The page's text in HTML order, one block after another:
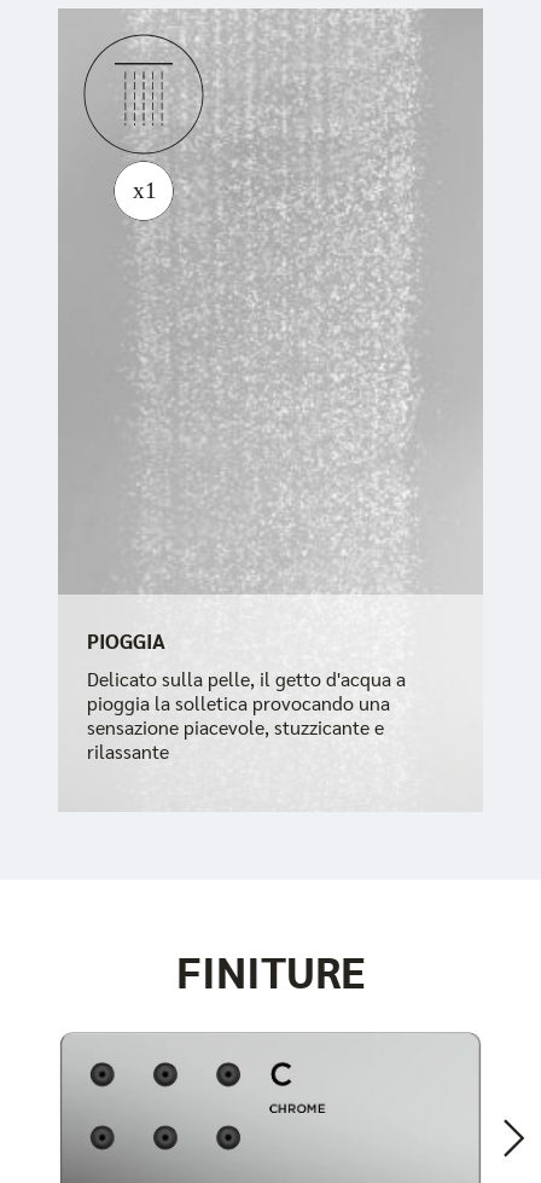
PIOGGIA
Delicato sulla pelle, il getto d'acqua a
pioggia la solletica provocando una
sensazione piacevole, stuzzicante e
rilassante
FINITURE